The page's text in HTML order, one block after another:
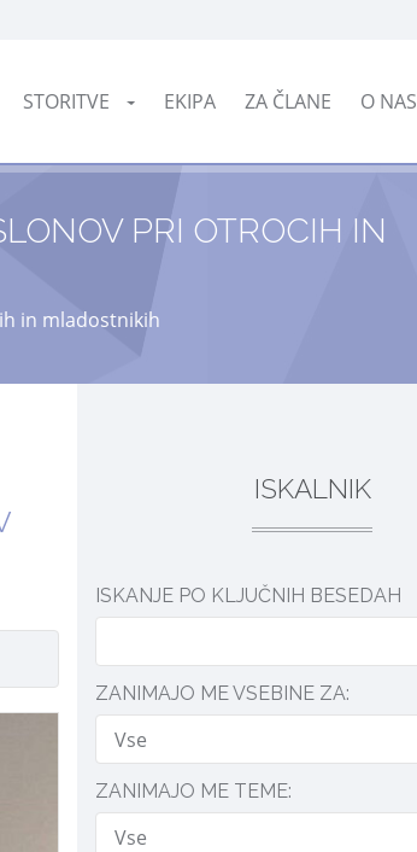
STORITVE EKIPA ZA ČLANE O NAS
PRI OTROCIH IN
in mladostnikih
ISKALNIK
ISKANJE PO KLJUČNIH BESEDAH
ZANIMAJO ME VSEBINE ZA:
Vse
ZANIMAJO ME TEME:
Vse